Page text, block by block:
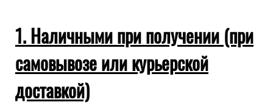
1. Наличными при получении (при
самовывозе или курьерской
доставкой)